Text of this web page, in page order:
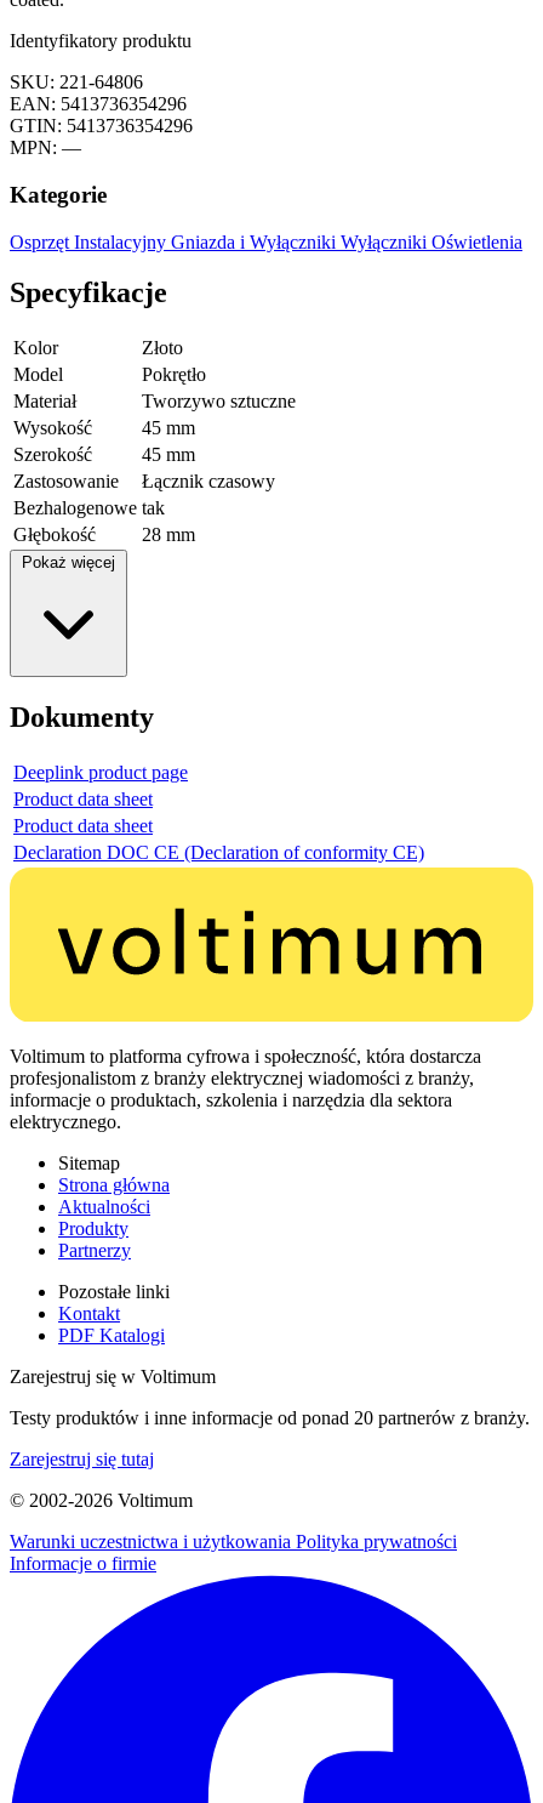
Identyfikatory produktu
SKU: 221-64806
EAN: 5413736354296
GTIN: 5413736354296
MPN: —
Kategorie
Osprzęt Instalacyjny Gniazda i Wyłączniki Wyłączniki Oświetlenia
Specyfikacje
Kolor
Złoto
Model
Pokrętło
Materiał
Tworzywo sztuczne
Wysokość
45 mm
Szerokość
45 mm
Zastosowanie
Łącznik czasowy
Bezhalogenowe tak
Głębokość
28 mm
Pokaż więcej
Dokumenty
Deeplink product page
Product data sheet
Product data sheet
Declaration DOC CE (Declaration of conformity CE)
Voltimum to platforma cyfrowa i społeczność, która dostarcza
profesjonalistom z branży elektrycznej wiadomości z branży,
informacje o produktach, szkolenia i narzędzia dla sektora
elektrycznego.
Sitemap
Strona główna
Aktualności
Produkty
Partnerzy
Pozostałe linki
Kontakt
PDF Katalogi
Zarejestruj się w Voltimum
Testy produktów i inne informacje od ponad 20 partnerów z branży.
Zarejestruj się tutaj
© 2002-2026 Voltimum
Warunki uczestnictwa i użytkowania Polityka prywatności
Informacje o firmie